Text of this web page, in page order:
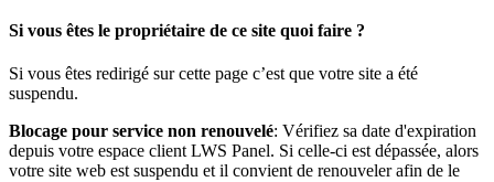
Si vous êtes le propriétaire de ce site quoi faire ?
Si vous êtes redirigé sur cette page c’est que votre site a été
suspendu.
Blocage pour service non renouvelé: Vérifiez sa date d'expiration
depuis votre espace client LWS Panel. Si celle-ci est dépassée, alors
votre site web est suspendu et il convient de renouveler afin de le